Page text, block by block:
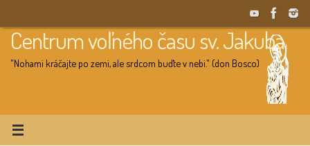
to
content
Centrum voľného času sv. Jakuba
"Nohami kráčajte po zemi, ale srdcom buďte v nebi." (don Bosco)